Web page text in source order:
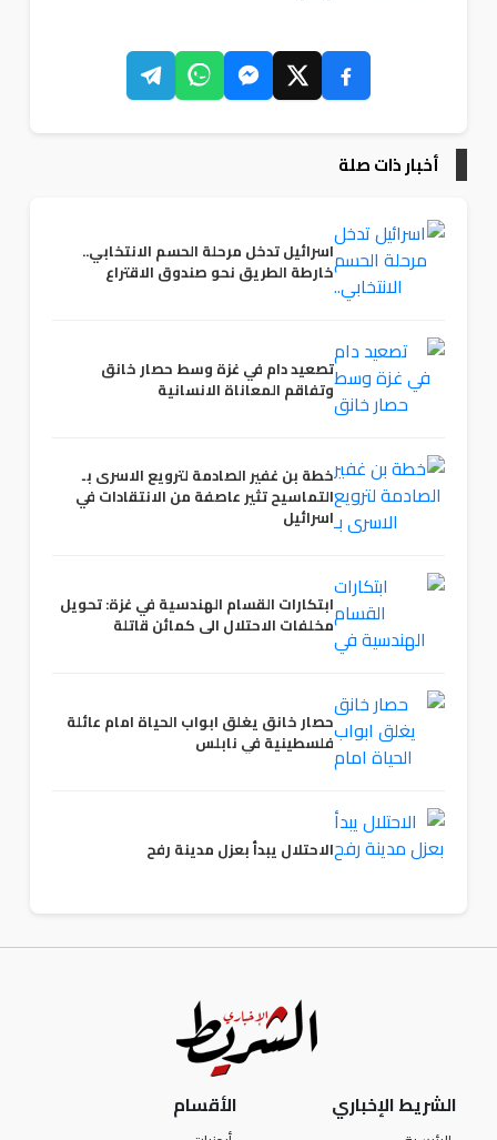
أخبار ذات صلة
اسرائيل تدخل مرحلة الحسم الانتخابي..
خارطة الطريق نحو صندوق الاقتراع
تصعيد دام في غزة وسط حصار خانق
وتفاقم المعاناة الانسانية
خطة بن غفير الصادمة لترويع الاسرى بـ
التماسيح تثير عاصفة من الانتقادات في
اسرائيل
ابتكارات القسام الهندسية في غزة: تحويل
مخلفات الاحتلال الى كمائن قاتلة
حصار خانق يغلق ابواب الحياة امام عائلة
فلسطينية في نابلس
الاحتلال يبدأ بعزل مدينة رفح
الشريط الإخباري الأقسام